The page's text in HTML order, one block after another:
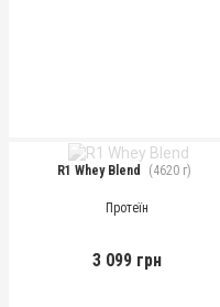
R1 Whey Blend (4620 г)
Протеїн
3 099 грн